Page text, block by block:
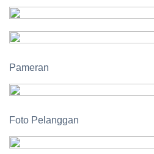
Pameran
Foto Pelanggan